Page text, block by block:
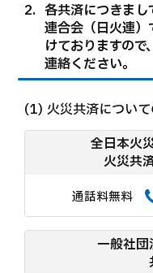
各共済につきま
連合会（日火連
けておりますの
連絡ください。
火災共済につい
全日本火
火災共
通話料無料
一般社